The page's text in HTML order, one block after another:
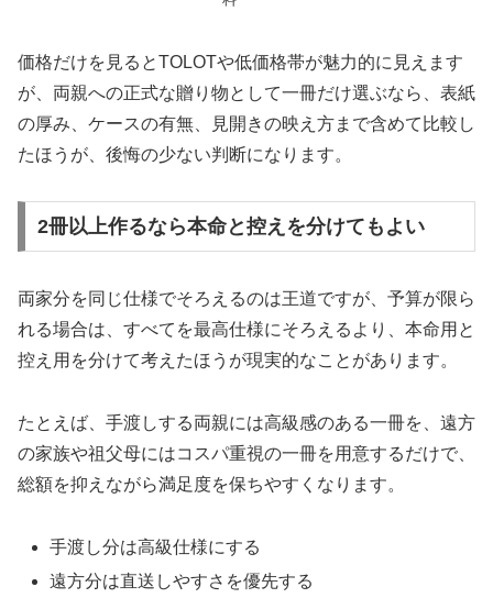
価格だけを見るとTOLOTや低価格帯が魅力的に見えます
が、両親への正式な贈り物として一冊だけ選ぶなら、表紙
の厚み、ケースの有無、見開きの映え方まで含めて比較し
たほうが、後悔の少ない判断になります。
2冊以上作るなら本命と控えを分けてもよい
両家分を同じ仕様でそろえるのは王道ですが、予算が限ら
れる場合は、すべてを最高仕様にそろえるより、本命用と
控え用を分けて考えたほうが現実的なことがあります。
たとえば、手渡しする両親には高級感のある一冊を、遠方
の家族や祖父母にはコスパ重視の一冊を用意するだけで、
総額を抑えながら満足度を保ちやすくなります。
手渡し分は高級仕様にする
遠方分は直送しやすさを優先する